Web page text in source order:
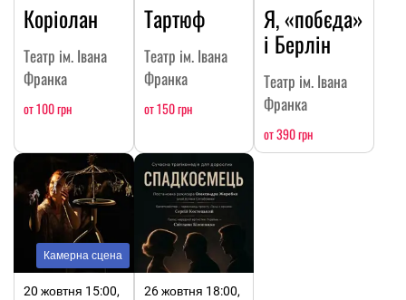
Коріолан
Театр ім. Івана
Франка
от 100 грн
Тартюф
Театр ім. Івана
Франка
от 150 грн
Я, «побєда»
і Берлін
Театр ім. Івана
Франка
от 390 грн
Камерна сцена
20 жовтня 15:00,
26 жовтня 18:00,